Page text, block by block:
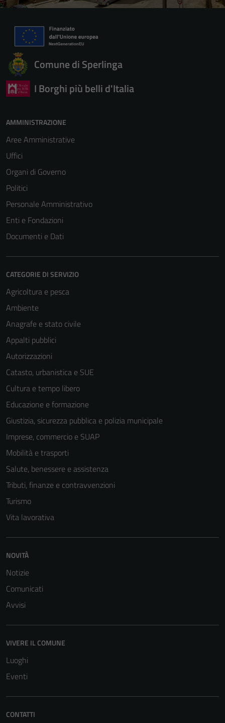
Comune di Sperlinga
I Borghi più belli d'Italia
AMMINISTRAZIONE
Aree Amministrative
Uffici
Organi di Governo
Politici
Personale Amministrativo
Enti e Fondazioni
Documenti e Dati
CATEGORIE DI SERVIZIO
Agricoltura e pesca
Ambiente
Anagrafe e stato civile
Appalti pubblici
Autorizzazioni
Catasto, urbanistica e SUE
Cultura e tempo libero
Educazione e formazione
Giustizia, sicurezza pubblica e polizia municipale
Imprese, commercio e SUAP
Mobilità e trasporti
Salute, benessere e assistenza
Tributi, finanze e contravvenzioni
Turismo
Vita lavorativa
NOVITÀ
Notizie
Comunicati
Avvisi
VIVERE IL COMUNE
Luoghi
Eventi
CONTATTI